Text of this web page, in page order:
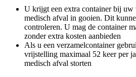
U krijgt een extra container bij
medisch afval in gooien. Dit
controleren. U mag de container
zonder extra kosten aanbieden
Als u een verzamelcontainer
vrijstelling maximaal 52 keer per
medisch afval storten